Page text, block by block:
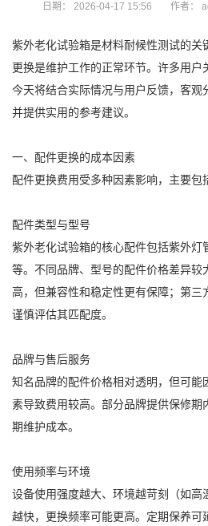
日期： 2026-04-17 15:56 作者：
紫外老化试验箱是材料耐候性测试的关
更换是维护工作的正常环节。许多用户
今天将结合实际情况与用户反馈，客观
并提供实用的参考建议。
一、配件更换的成本因素
配件更换费用受多种因素影响，主要包
配件类型与型号
紫外老化试验箱的核心配件包括紫外灯
等。不同品牌、型号的配件价格差异较
高，但兼容性和稳定性更有保障；第三
谨慎评估其匹配度。
品牌与售后服务
知名品牌的配件价格相对透明，但可能
素导致费用较高。部分品牌提供保修期
期维护成本。
使用频率与环境
设备使用强度越大、环境越苛刻（如高
越快，更换频率可能更高。定期保养可